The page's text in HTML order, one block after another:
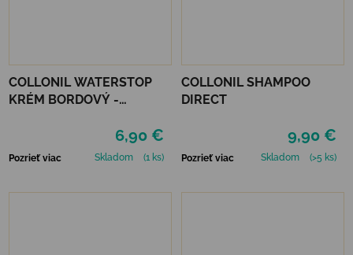
COLLONIL WATERSTOP
KRÉM BORDOVÝ -
6,90 €
Pozrieť viac Skladom (1 ks)
COLLONIL SHAMPOO
DIRECT
9,90 €
Pozrieť viac Skladom (>5 ks)